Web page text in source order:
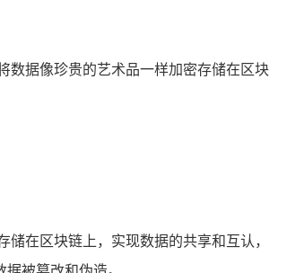
数据像珍贵的艺术品一样加密存储在区块
在区块链上，实现数据的共享和互认，